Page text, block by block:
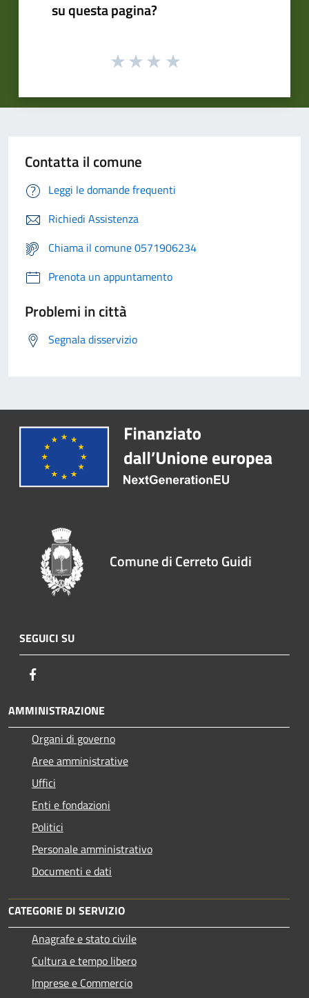
su questa pagina?
Contatta il comune
Leggi le domande frequenti
Richiedi Assistenza
Chiama il comune 0571906234
Prenota un appuntamento
Problemi in città
Segnala disservizio
Comune di Cerreto Guidi
SEGUICI SU
AMMINISTRAZIONE
Organi di governo
Aree amministrative
Uffici
Enti e fondazioni
Politici
Personale amministrativo
Documenti e dati
CATEGORIE DI SERVIZIO
Anagrafe e stato civile
Cultura e tempo libero
Imprese e Commercio